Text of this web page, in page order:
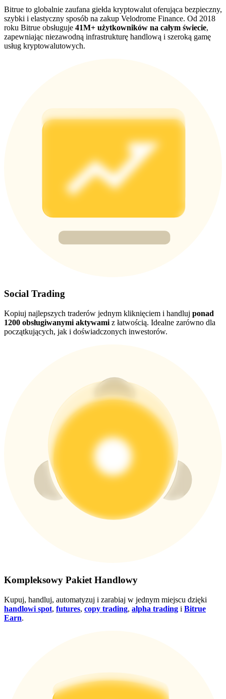
Share 500000 CASHCAT prize pool
Exclusive for BitMart Users
Precious Metals Trading Carnival
Trade Gold & Silver · 33,333 USDT Bonus
USDT New User Exclusive 10% APR
USDT Flexible Staking | Daily Rewards
BTC New User Exclusive: 6.5% APR
Zaloguj sie Zapisać się
nagród
aplikację Bitrue
Bitrue to globalnie zaufana giełda kryptowalut oferująca bezpieczny,
szybki i elastyczny sposób na zakup Velodrome Finance. Od 2018
roku Bitrue obsługuje 41M+ użytkowników na całym świecie,
zapewniając niezawodną infrastrukturę handlową i szeroką gamę
usług kryptowalutowych.
Social Trading
Kopiuj najlepszych traderów jednym kliknięciem i handluj ponad
1200 obsługiwanymi aktywami z łatwością. Idealne zarówno dla
początkujących, jak i doświadczonych inwestorów.
Kompleksowy Pakiet Handlowy
Kupuj, handluj, automatyzuj i zarabiaj w jednym miejscu dzięki
handlowi spot, futures, copy trading, alpha trading i Bitrue
Earn.